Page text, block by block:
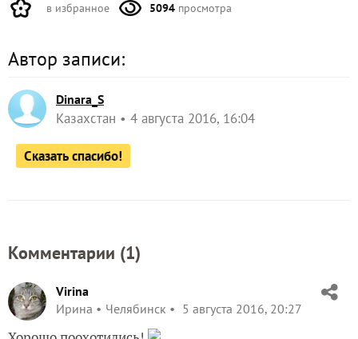
в избранное 5094 просмотра
Автор записи:
Dinara_S
Казахстан 4 августа 2016, 16:04
Сказать спасибо!
Комментарии (1)
Virina
Ирина
Челябинск 5 августа 2016, 20:27